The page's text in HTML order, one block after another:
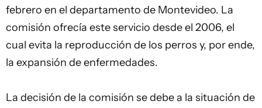
febrero en el departamento de Montevideo. La
comisión ofrecía este servicio desde el 2006, el
cual evita la reproducción de los perros y, por ende,
la expansión de enfermedades.
La decisión de la comisión se debe a la situación de